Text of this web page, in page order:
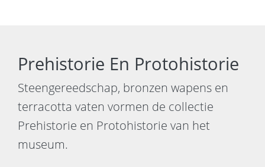
Prehistorie En Protohistorie
Steengereedschap, bronzen wapens en
terracotta vaten vormen de collectie
Prehistorie en Protohistorie van het
museum.